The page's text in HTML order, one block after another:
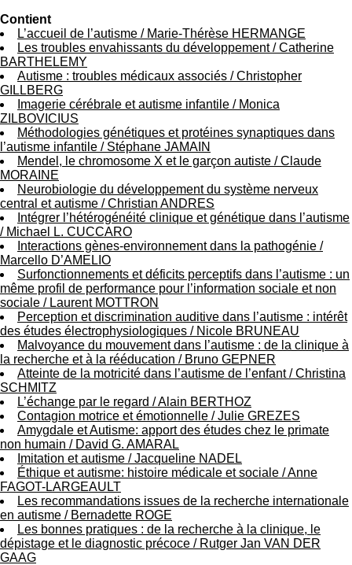
Contient
L’accueil de l’autisme / Marie-Thérèse HERMANGE
Les troubles envahissants du développement/Catherine
BARTHELEMY
Autisme : troubles médicaux associés /Christopher
GILLBERG
Imagerie cérébrale et autisme infantile / Monica
ZILBOVICIUS
Méthodologies génétiques et protéines synaptiques dans
l’autisme infantile / Stéphane JAMAIN
Mendel, le chromosome X et le garçon autiste /Claude
MORAINE
Neurobiologie du développement du système nerveux
central et autisme /Christian ANDRES
Intégrer l’hétérogénéité clinique et génétique dans l’autisme
/ Michael L. CUCCARO
Interactions gènes-environnement dans la pathogénie /
Marcello D’AMELIO
Surfonctionnements et déficits perceptifs dans l’autisme : un
même profil de performance pour l’information sociale et non
sociale / Laurent MOTTRON
Perception et discrimination auditive dans l’autisme : intérêt
des études électrophysiologiques / Nicole BRUNEAU
Malvoyance du mouvement dans l’autisme : de la clinique à
la recherche et à la rééducation / Bruno GEPNER
Atteinte de la motricité dans l’autisme de l’enfant/Christina
SCHMITZ
L’échange par le regard /Alain BERTHOZ
Contagion motrice et émotionnelle /Julie GREZES
Amygdale et Autisme: apport des études chez le primate
non humain / David G. AMARAL
Imitation et autisme /Jacqueline NADEL
Éthique et autisme: histoire médicale et sociale /Anne
FAGOT-LARGEAULT
Les recommandations issues de la recherche internationale
en autisme / Bernadette ROGE
Les bonnes pratiques : de la recherche à la clinique, le
dépistage et le diagnostic précoce / Rutger Jan VAN DER
GAAG
t
a
i
r
e
V
i
a
t
i
e
r
b
â
.
2
1
1
9
,
B
d
P
i
n
l
F
-
6